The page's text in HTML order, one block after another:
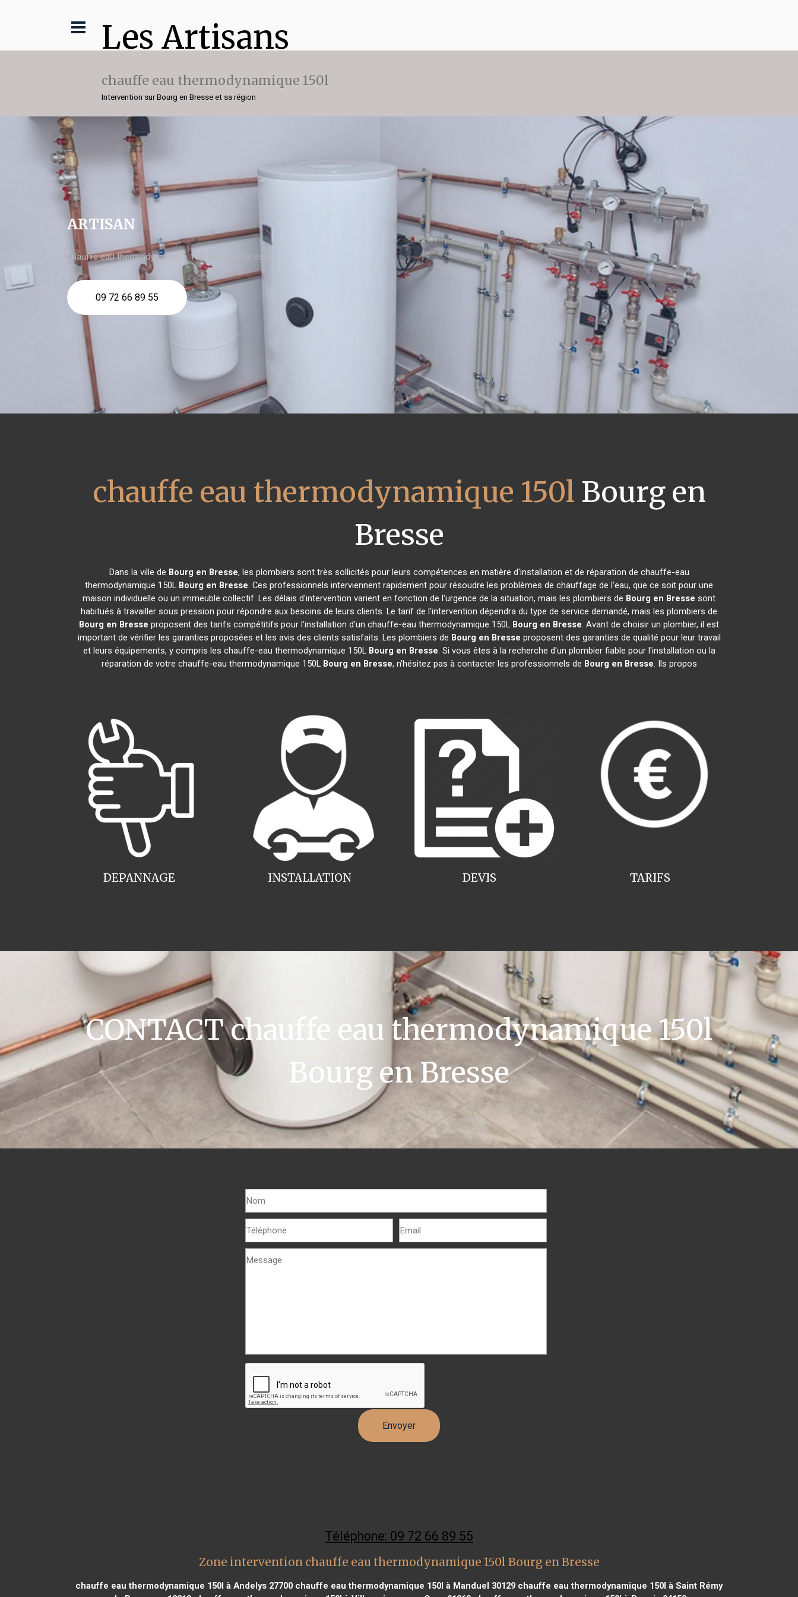
Les Artisans
chauffe eau thermodynamique 150l
Intervention sur Bourg en Bresse et sa région
ARTISAN
chauffe eau thermodynamique 150l Bourg en Bresse
09 72 66 89 55
chauffe eau thermodynamique 150l Bourg en
Bresse
Dans la ville de Bourg en Bresse, les plombiers sont très sollicités pour leurs compétences en matière d'installation et de réparation de chauffe-eau
thermodynamique 150L Bourg en Bresse. Ces professionnels interviennent rapidement pour résoudre les problèmes de chauffage de l'eau, que ce soit pour une
maison individuelle ou un immeuble collectif. Les délais d'intervention varient en fonction de l'urgence de la situation, mais les plombiers de Bourg en Bresse sont
habitués à travailler sous pression pour répondre aux besoins de leurs clients. Le tarif de l'intervention dépendra du type de service demandé, mais les plombiers de
Bourg en Bresse proposent des tarifs compétitifs pour l'installation d'un chauffe-eau thermodynamique 150L Bourg en Bresse. Avant de choisir un plombier, il est
important de vérifier les garanties proposées et les avis des clients satisfaits. Les plombiers de Bourg en Bresse proposent des garanties de qualité pour leur travail
et leurs équipements, y compris les chauffe-eau thermodynamique 150L Bourg en Bresse. Si vous êtes à la recherche d'un plombier fiable pour l'installation ou la
réparation de votre chauffe-eau thermodynamique 150L Bourg en Bresse, n'hésitez pas à contacter les professionnels de Bourg en Bresse. Ils propos
INSTALLATION
DEPANNAGE TARIFS
DEVIS
CONTACT chauffe eau thermodynamique 150l
Bourg en Bresse
Téléphone: 09 72 66 89 55
Zone intervention chauffe eau thermodynamique 150l Bourg en Bresse
chauffe eau thermodynamique 150l à Andelys 27700 chauffe eau thermodynamique 150l à Manduel 30129 chauffe eau thermodynamique 150l à Saint Rémy